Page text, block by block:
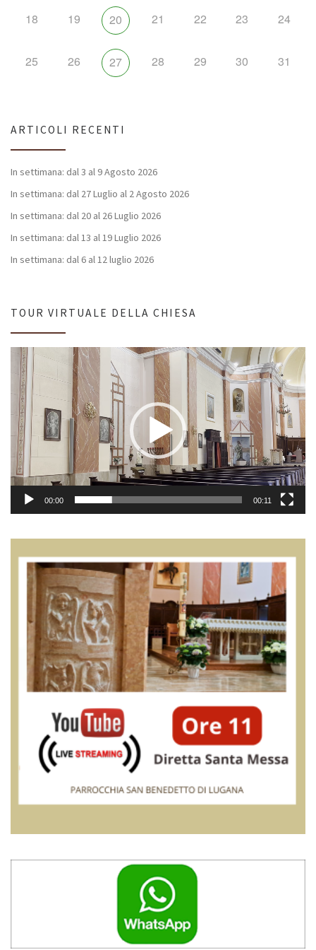
18 19 20 21 22 23 24
25 26 27 28 29 30 31
ARTICOLI RECENTI
In settimana: dal 3 al 9 Agosto 2026
In settimana: dal 27 Luglio al 2 Agosto 2026
In settimana: dal 20 al 26 Luglio 2026
In settimana: dal 13 al 19 Luglio 2026
In settimana: dal 6 al 12 luglio 2026
TOUR VIRTUALE DELLA CHIESA
Video
Player
00:00 00:11